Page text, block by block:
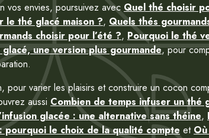
vos envies, poursuivez avec Quel thé choisir
le thé glacé maison ?, Quels thés
choisir pour l’été ?, Pourquoi le thé
une version plus gourmande, pour
pour varier les plaisirs et construire un cocon
aussi Combien de temps infuser un thé
glacée : une alternative sans théine,
pourquoi le choix de la qualité compte et